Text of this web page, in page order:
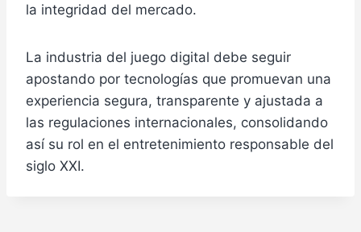
la integridad del mercado.
La industria del juego digital debe seguir
apostando por tecnologías que promuevan una
experiencia segura, transparente y ajustada a
las regulaciones internacionales, consolidando
así su rol en el entretenimiento responsable del
siglo XXI.